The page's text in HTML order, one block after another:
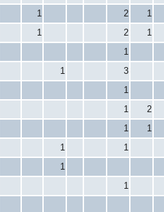
1 2
1
1 2
1
1
1
3
1
1
2
1
1
1
1
1
1